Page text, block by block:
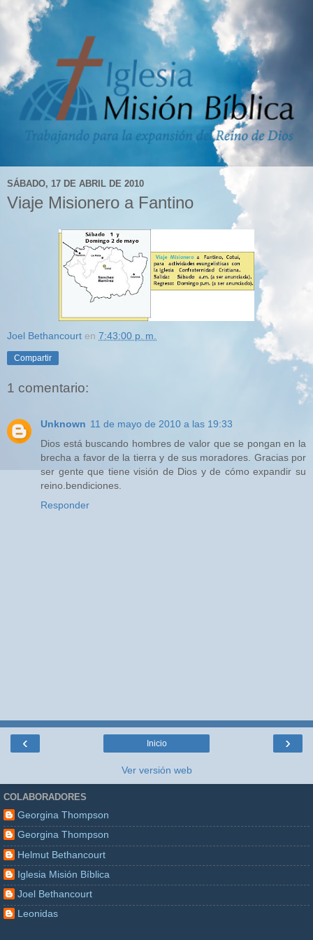
SÁBADO, 17 DE ABRIL DE 2010
Viaje Misionero a Fantino
Joel Bethancourt en 7:43:00 p. m.
Compartir
1 comentario:
Unknown 11 de mayo de 2010 a las 19:33
Dios está buscando hombres de valor que se pongan en la
brecha a favor de la tierra y de sus moradores. Gracias por
ser gente que tiene visión de Dios y de cómo expandir su
reino.bendiciones.
Responder
‹ ›
Inicio
Ver versión web
COLABORADORES
Georgina Thompson
Georgina Thompson
Helmut Bethancourt
Iglesia Misión Bíblica
Joel Bethancourt
Leonidas